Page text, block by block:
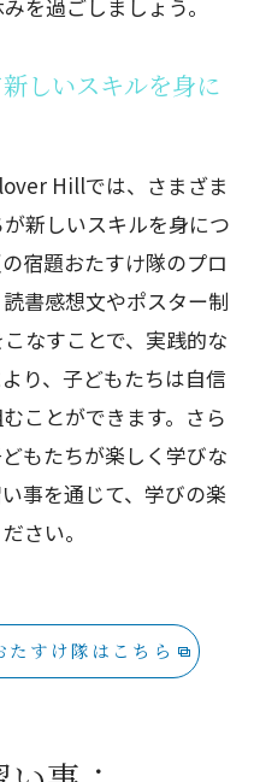
を過ごしましょう。
しいスキルを身に
Hillでは、さまざま
新しいスキルを身につ
宿題おたすけ隊のプロ
書感想文やポスター制
なすことで、実践的な
り、子どもたちは自信
ことができます。さら
もたちが楽しく学びな
事を通じて、学びの楽
さい。
すけ隊はこちら